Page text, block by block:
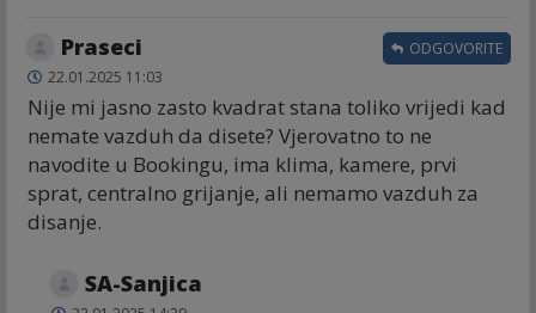
Praseci
22.01.2025 11:03
Nije mi jasno zasto kvadrat stana toliko vrijedi kad
nemate vazduh da disete? Vjerovatno to ne
navodite u Bookingu, ima klima, kamere, prvi
sprat, centralno grijanje, ali nemamo vazduh za
disanje.
ODGOVORITE
SA-Sanjica